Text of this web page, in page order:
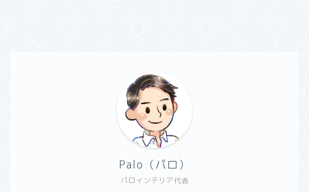
パロインテリア代表
Palo（パロ）